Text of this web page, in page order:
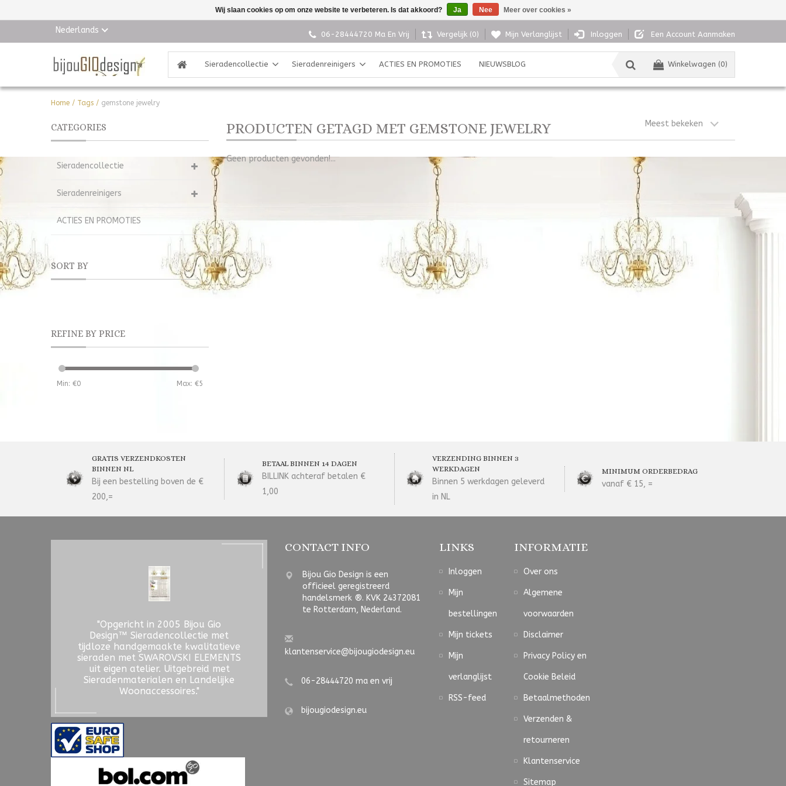
Nederlands 06-28444720 Ma En Vrij Vergelijk (0) Mijn Verlanglijst Inloggen Een Account Aanmaken
Winkelwagen (0)
Sieradencollectie Sieradenreinigers ACTIES EN PROMOTIES NIEUWSBLOG
Home / Tags / gemstone jewelry
CATEGORIES
Sieradencollectie
Sieradenreinigers
ACTIES EN PROMOTIES
SORT BY
REFINE BY PRICE
Min: €0 Max: €5
PRODUCTEN GETAGD MET GEMSTONE JEWELRY Meest bekeken
Geen producten gevonden!...
GRATIS VERZENDKOSTEN
BINNEN NL
Bij een bestelling boven de €
200,=
BETAAL BINNEN 14 DAGEN
BILLINK achteraf betalen €
1,00
VERZENDING BINNEN 3
WERKDAGEN
Binnen 5 werkdagen geleverd
in NL
MINIMUM ORDERBEDRAG
vanaf € 15, =
"Opgericht in 2005 Bijou Gio
Design™ Sieradencollectie met
tijdloze handgemaakte kwalitatieve
sieraden met SWAROVSKI ELEMENTS
uit eigen atelier. Uitgebreid met
Sieradenmaterialen en Landelijke
Woonaccessoires."
CONTACT INFO
Bijou Gio Design is een
officieel geregistreerd
handelsmerk ®. KVK 24372081
te Rotterdam, Nederland.
klantenservice@bijougiodesign.eu
06-28444720 ma en vrij
bijougiodesign.eu
LINKS
Inloggen
Mijn
bestellingen
Mijn tickets
Mijn
verlanglijst
RSS-feed
INFORMATIE
Over ons
Algemene
voorwaarden
Disclaimer
Privacy Policy en
Cookie Beleid
Betaalmethoden
Verzenden &
retourneren
Klantenservice
Sitemap
Wij slaan cookies op om onze website te verbeteren. Is dat akkoord? Ja Nee Meer over cookies »